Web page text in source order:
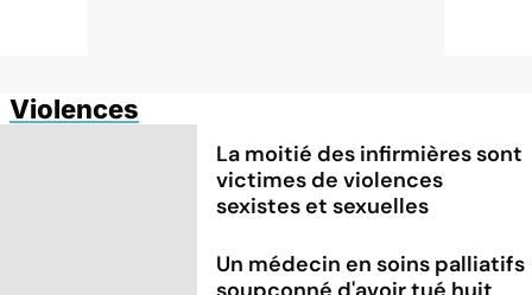
Violences
La moitié des infirmières sont
victimes de violences
sexistes et sexuelles
Un médecin en soins palliatifs